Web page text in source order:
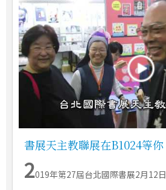
書展天主教聯展在B1024等你
2019年第27屆台北國際書展2月12